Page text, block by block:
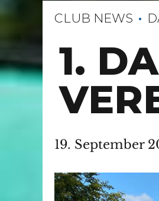
CLUB NEWS
1.
19. September